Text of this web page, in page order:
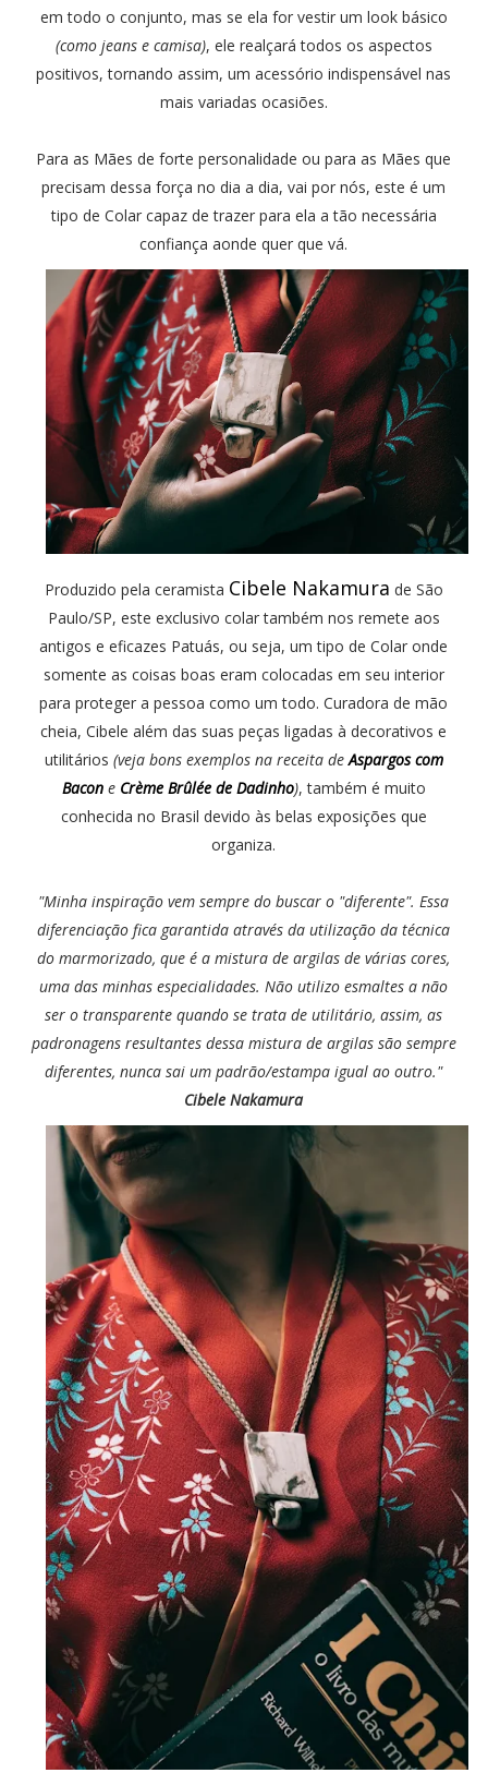
em todo o conjunto, mas se ela for vestir um look básico
(como jeans e camisa), ele realçará todos os aspectos
positivos, tornando assim, um acessório indispensável nas
mais variadas ocasiões.
Para as Mães de forte personalidade ou para as Mães que
precisam dessa força no dia a dia, vai por nós, este é um
tipo de Colar capaz de trazer para ela a tão necessária
confiança aonde quer que vá.
Produzido pela ceramista Cibele Nakamura de São
Paulo/SP, este exclusivo colar também nos remete aos
antigos e eficazes Patuás, ou seja, um tipo de Colar onde
somente as coisas boas eram colocadas em seu interior
para proteger a pessoa como um todo. Curadora de mão
cheia, Cibele além das suas peças ligadas à decorativos e
utilitários (veja bons exemplos na receita deAspargos com
Bacone Crème Brûlée de Dadinho), também é muito
conhecida no Brasil devido às belas exposições que
organiza.
"Minha inspiração vem sempre do buscar o "diferente". Essa
diferenciação fica garantida através da utilização da técnica
do marmorizado, que é a mistura de argilas de várias cores,
uma das minhas especialidades. Não utilizo esmaltes a não
ser o transparente quando se trata de utilitário, assim, as
padronagens resultantes dessa mistura de argilas são sempre
diferentes, nunca sai um padrão/estampa igual ao outro."
Cibele Nakamura